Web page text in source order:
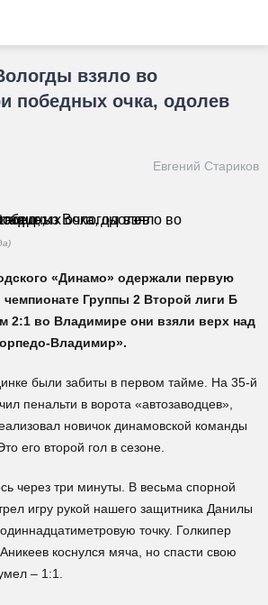
взяло во
победных очка, одолев
Евгений Стариков
«Динамо» одержали первую
Группы 2 Второй лиги Б
2:1 во Владимире они взяли верх над
Владимир».
были забиты в первом тайме. На 35-й
пенальти в ворота «автозаводцев»,
новичок динамовской команды
его второй гол в сезоне.
через три минуты. В весьма спорной
игру рукой нашего защитника Данилы
точку. Голкипер
коснулся мяча, но спасти свою
– 1:1.